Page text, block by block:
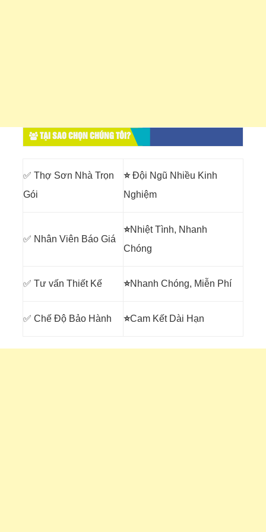
TẠI SAO CHỌN CHÚNG TÔI?
✅ Thợ Sơn Nhà Trọn
Gói
⭐Đội Ngũ Nhiều Kinh
Nghiệm
✅ Nhân Viên Báo Giá
⭐Nhiệt Tình, Nhanh
Chóng
✅ Tư vấn Thiết Kế ⭐Nhanh Chóng, Miễn Phí
✅ Chế Độ Bảo Hành ⭐Cam Kết Dài Hạn